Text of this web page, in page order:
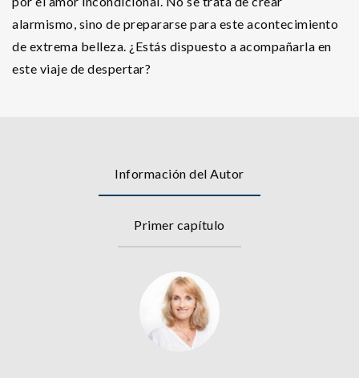
alarmismo, sino de prepararse para este acontecimiento
de extrema belleza. ¿Estás dispuesto a acompañarla en
este viaje de despertar?
Información del Autor
Primer capítulo